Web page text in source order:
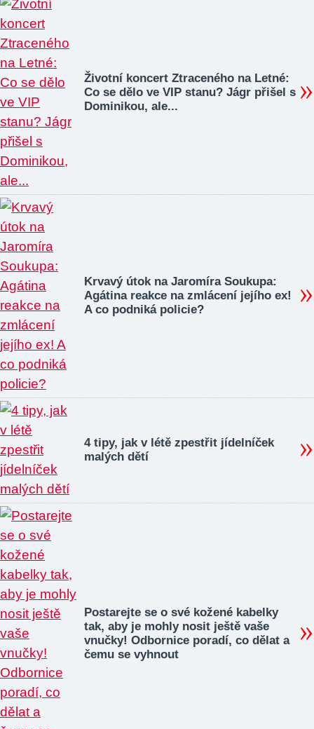
Životní koncert Ztraceného na Letné:
Co se dělo ve VIP stanu? Jágr přišel s
Dominikou, ale...
Krvavý útok na Jaromíra Soukupa:
Agátina reakce na zmlácení jejího ex!
A co podniká policie?
4 tipy, jak v létě zpestřit jídelníček
malých dětí
Postarejte se o své kožené kabelky
tak, aby je mohly nosit ještě vaše
vnučky! Odbornice poradí, co dělat a
čemu se vyhnout